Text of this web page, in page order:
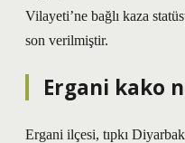
Vilayeti’ne bağlı kaza
son verilmiştir.
Ergani kako
Ergani ilçesi, tıpkı